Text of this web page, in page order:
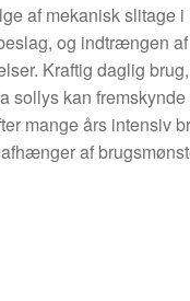
af mekanisk slitage i
og indtrængen af
Kraftig daglig brug,
sollys kan fremskynde
mange års intensiv
af